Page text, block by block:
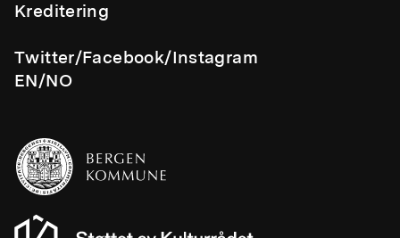
Kreditering
Twitter/Facebook/Instagram
EN/NO